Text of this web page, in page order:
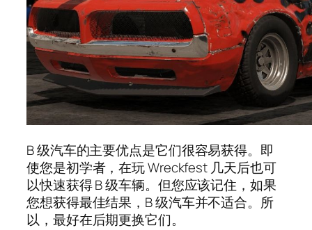
B 级汽车的主要优点是它们很容易获得。即
使您是初学者，在玩 Wreckfest 几天后也可
以快速获得 B 级车辆。但您应该记住，如果
您想获得最佳结果，B 级汽车并不适合。所
以，最好在后期更换它们。